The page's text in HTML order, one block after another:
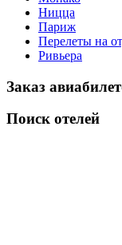
Ницца
Париж
Перелеты на
Ривьера
Заказ
Поиск отелей